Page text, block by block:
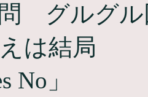
グルグル
は結局
No」